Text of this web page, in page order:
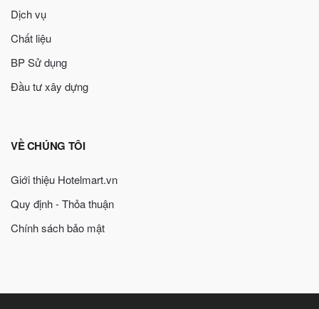
Dịch vụ
Chất liệu
BP Sử dụng
Đầu tư xây dựng
VỀ CHÚNG TÔI
Giới thiệu Hotelmart.vn
Quy định - Thỏa thuận
Chính sách bảo mật